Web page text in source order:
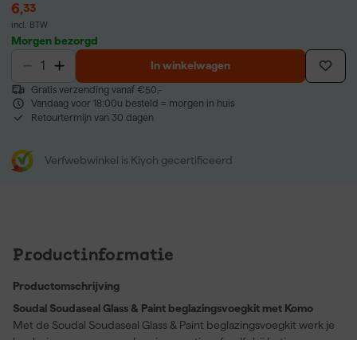
6,33
incl. BTW
Morgen bezorgd
In winkelwagen
Gratis verzending vanaf €50,-
Vandaag voor 18:00u besteld = morgen in huis
Retourtermijn van 30 dagen
Verfwebwinkel is Kiyoh gecertificeerd
Productinformatie
Productomschrijving
Soudal Soudaseal Glass & Paint beglazingsvoegkit met Komo
Met de Soudal Soudaseal Glass & Paint beglazingsvoegkit werk je